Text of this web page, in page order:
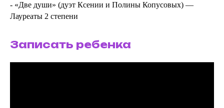
- «Две души» (дуэт Ксении и Полины Копусовых) —
Лауреаты 2 степени
Записать ребенка